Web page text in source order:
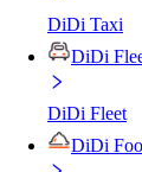
DiDi Taxi
DiDi
DiDi Fleet
DiDi